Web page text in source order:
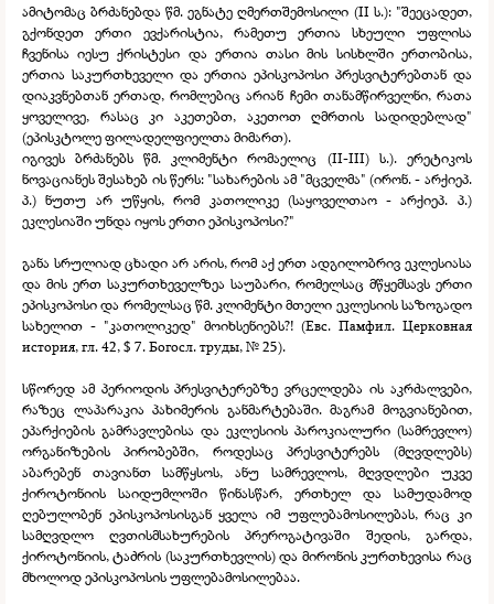
ამიტომაც ბრძანებდა წმ. ეგნატე ღმერთშემოსილი (II ს.): "შეეცადეთ,
გქონდეთ ერთი ევქარისტია, რამეთუ ერთია სხეული უფლისა
ჩვენისა იესუ ქრისტესი და ერთია თასი მის სისხლში ერთობისა,
ერთია საკურთხეველი და ერთია ეპისკოპოსი პრესვიტერებთან და
დიაკვნებთან ერთად, რომლებიც არიან ჩემი თანამწირველნი, რათა
ყოველივე, რასაც კი აკეთებთ, აკეთოთ ღმრთის სადიდებლად"
(ეპისკტოლე ფილადელფიელთა მიმართ).
იგივეს ბრძანებს წმ. კლიმენტი რომაელიც (II-III) ს.). ერეტიკოს
ნოვაციანეს შესახებ ის წერს: "სახარების ამ "მცველმა" (ირონ. - არქიეპ.
პ.) ნუთუ არ უწყის, რომ კათოლიკე (საყოველთაო - არქიეპ. პ.)
ეკლესიაში უნდა იყოს ერთი ეპისკოპოსი?"
განა სრულიად ცხადი არ არის, რომ აქ ერთ ადგილობრივ ეკლესიასა
და მის ერთ საკურთხეველზეა საუბარი, რომელსაც მწყემსავს ერთი
ეპისკოპოსი და რომელსაც წმ. კლიმენტი მთელი ეკლესიის საზოგადო
სახელით - "კათოლიკედ" მოიხსენიებს?! (Евс. Памфил. Церковная
история, гл. 42, $ 7. Богосл. труды, № 25).
სწორედ ამ პერიოდის პრესვიტერებზე ვრცელდება ის აკრძალვები,
რაზეც ლაპარაკია პახიმერის განმარტებაში. მაგრამ მოგვიანებით,
ეპარქიების გამრავლებისა და ეკლესიის პაროკიალური (სამრევლო)
ორგანიზების პირობებში, როდესაც პრესვიტერებს (მღვდლებს)
აბარებენ თავიანთ სამწყსოს, ანუ სამრევლოს, მღვდლები უკვე
ქიროტონიის საიდუმლოში წინასწარ, ერთხელ და სამუდამოდ
ღებულობენ ეპისკოპოსისგან ყველა იმ უფლებამოსილებას, რაც კი
სამღვდლო ღვთისმსახურების პრეროგატივაში შედის, გარდა,
ქიროტონიის, ტაძრის (საკურთხევლის) და მირონის კურთხევისა რაც
მხოლოდ ეპისკოპოსის უფლებამოსილებაა.